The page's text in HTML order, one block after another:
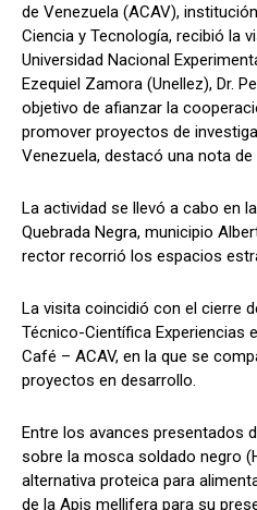
de Venezuela (ACAV),
Ciencia y Tecnología, recibió la
Universidad Nacional
Ezequiel Zamora (Unellez), Dr.
objetivo de afianzar la
promover proyectos de
Venezuela, destacó una nota de
La actividad se llevó a cabo en
Quebrada Negra, municipio
rector recorrió los espacios
La visita coincidió con el cierre
Técnico-Científica Experiencias
Café – ACAV, en la que se
proyectos en desarrollo.
Entre los avances presentados
sobre la mosca soldado negro
alternativa proteica para
de la Apis mellifera para su